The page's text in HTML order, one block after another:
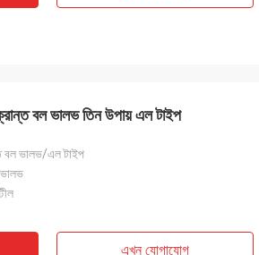
বল ভালভ তিন উপায় এল টাইপ
বল ভালভ/এল টাইপ
এখন যোগাযোগ